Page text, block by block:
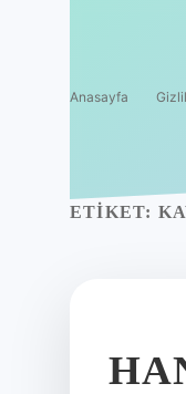
Anasayfa
ETIKET: